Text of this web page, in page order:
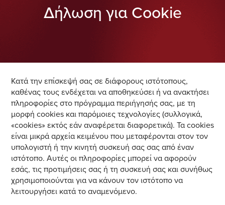
Δήλωση για Cookie
Κατά την επίσκεψή σας σε διάφορους ιστότοπους,
καθένας τους ενδέχεται να αποθηκεύσει ή να ανακτήσει
πληροφορίες στο πρόγραμμα περιήγησής σας, με τη
μορφή cookies και παρόμοιες τεχνολογίες (συλλογικά,
«cookies» εκτός εάν αναφέρεται διαφορετικά). Τα cookies
είναι μικρά αρχεία κειμένου που μεταφέρονται στον τον
υπολογιστή ή την κινητή συσκευή σας σας από έναν
ιστότοπο. Αυτές οι πληροφορίες μπορεί να αφορούν
εσάς, τις προτιμήσεις σας ή τη συσκευή σας και συνήθως
χρησιμοποιούνται για να κάνουν τον ιστότοπο να
λειτουργήσει κατά το αναμενόμενο.